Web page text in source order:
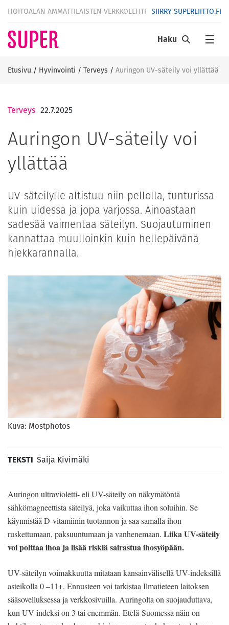
HOITOALAN AMMATTILAISTEN VERKKOLEHTI SIIRRY SUPERLIITTO.FI
Haku
Etusivu / Hyvinvointi / Terveys / Auringon UV-säteily voi yllättää
Terveys 22.7.2025
Auringon UV-säteily voi
yllättää
UV-säteilylle altistuu niin pellolla, tunturissa
kuin uidessa ja jopa varjossa. Ainoastaan
sadesää vaimentaa säteilyn. Suojautuminen
kannattaa muulloinkin kuin hellepäivänä
hiekkarannalla.
Kuva: Mostphotos
TEKSTI Saija Kivimäki
Auringon ultravioletti- eli UV-säteily on näkymätöntä
sähkömagneettista säteilyä, joka vaikuttaa ihon soluihin. Se
käynnistää D-vitamiinin tuotannon ja saa samalla ihon
ruskettumaan, paksuuntumaan ja vanhenemaan. Liika UV-säteily
voi polttaa ihoa ja lisää riskiä sairastua ihosyöpään.
UV-säteilyn voimakkuutta mitataan kansainvälisellä UV-indeksillä
asteikolla 0 –11+. Ennusteen voi tarkistaa Ilmatieteen laitoksen
sääsovelluksessa ja verkkosivuilla. Auringolta on suojauduttava,
kun UV-indeksi on 3 tai enemmän. Etelä-Suomessa näin on